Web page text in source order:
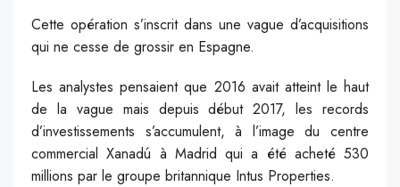
Cette opération s’inscrit dans une vague d’acquisitions
qui ne cesse de grossir en Espagne.
Les analystes pensaient que 2016 avait atteint le haut
de la vague mais depuis début 2017, les records
d’investissements s’accumulent, à l’image du centre
commercial Xanadú à Madrid qui a été acheté 530
millions par le groupe britannique Intus Properties.